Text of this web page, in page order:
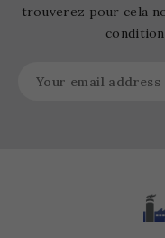
trouverez pour cela